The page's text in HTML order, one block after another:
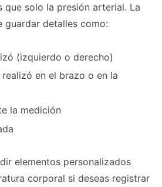
que solo la presión arterial. La
guardar detalles como:
(izquierdo o derecho)
en el brazo o en la
la medición
elementos personalizados
corporal si deseas registrar